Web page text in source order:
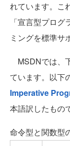
れています。こ
「宣言型プロ
ミングを標準サ
MSDNでは、
ています。以下
Imperative
本語訳したもの
命令型と関数型